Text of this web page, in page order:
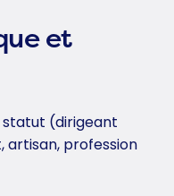
et
statut (dirigeant
artisan, profession